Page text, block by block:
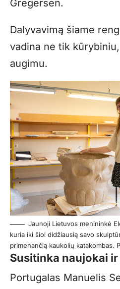
Gregersen.
Dalyvavimą šiame
vadina ne tik
augimu.
Jaunoji Lietuvos menininkė
kuria iki šiol didžiausią savo
primenančią kaukolių katakombas.
Susitinka naujokai
Portugalas Manuelis